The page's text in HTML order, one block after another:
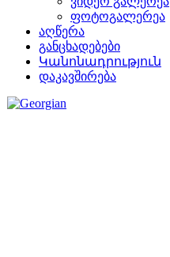
ფოტოგალერეა
აღწერა
განცხადებები
Կանոնադրություն
დაკავშირება